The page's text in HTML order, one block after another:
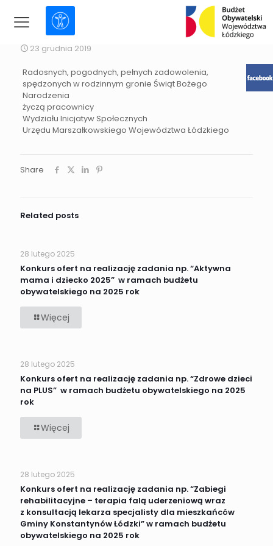
Budżet
Obywatelski
Województwa
Łódzkiego
23 grudnia 2019
Radosnych, pogodnych, pełnych zadowolenia,
spędzonych w rodzinnym gronie Świąt Bożego
Narodzenia
życzą pracownicy
Wydziału Inicjatyw Społecznych
Urzędu Marszałkowskiego Województwa Łódzkiego
Share
Related posts
28 lutego 2025
Konkurs ofert na realizację zadania np. “Aktywna
mama i dziecko 2025” w ramach budżetu
obywatelskiego na 2025 rok
Więcej
Konkurs
np. “Aktywna
mama
i dziecko
2025”
budżetu
28 lutego 2025
Konkurs ofert na realizację zadania np. “Zdrowe dzieci
na PLUS” w ramach budżetu obywatelskiego na 2025
rok
Więcej
Konkurs
np. “Zdrowe
dzieci
na PLUS”
w ramach
budżetu
obywatelskiego
na 2025
28 lutego 2025
Konkurs ofert na realizację zadania np. “Zabiegi
rehabilitacyjne – terapia falą uderzeniową wraz
z konsultacją lekarza specjalisty dla mieszkańców
Gminy Konstantynów Łódzki” w ramach budżetu
obywatelskiego na 2025 rok